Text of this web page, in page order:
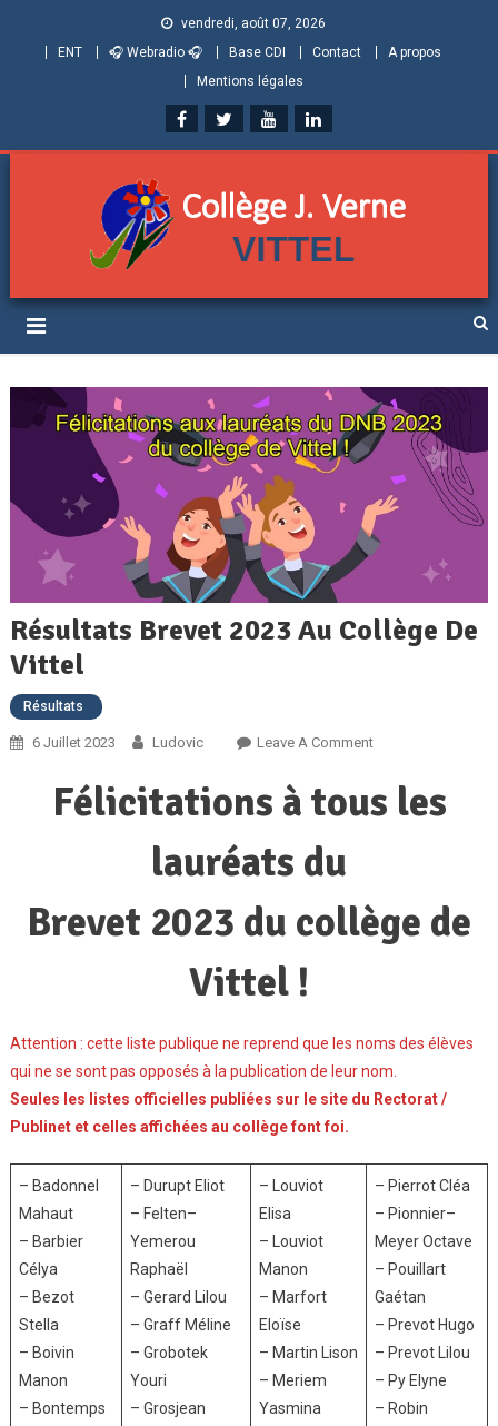
vendredi, août 07, 2026
ENT
🎧 Webradio 🎧 Base CDI Contact
A propos
Mentions légales
Collège Jules Verne de
Vittel (Vosges)
Résultats Brevet 2023 Au Collège De
Vittel
Résultats
6 Juillet 2023 Ludovic Leave A CommentOn
Brevet
2023
Vittel
Félicitations à tous les
lauréats du
Brevet 2023 du collège de
Vittel !
Attention : cette liste publique ne reprend que les noms des élèves
qui ne se sont pas opposés à la publication de leur nom.
Seules les listes officielles publiées sur le site du Rectorat /
Publinet et celles affichées au collège font foi.
– Badonnel
Mahaut
– Barbier
Célya
– Bezot
Stella
– Boivin
Manon
– Bontemps
– Durupt Eliot
– Felten–
Yemerou
Raphaël
– Gerard Lilou
– Graff Méline
– Grobotek
Youri
– Grosjean
– Louviot
Elisa
– Louviot
Manon
– Marfort
Eloïse
– Martin Lison
– Meriem
Yasmina
– Pierrot Cléa
– Pionnier–
Meyer Octave
– Pouillart
Gaétan
– Prevot Hugo
– Prevot Lilou
– Py Elyne
– Robin